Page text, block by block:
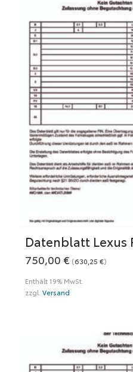
Datenblatt Lexus
750,00 € (630,25 €)
Enthält 19% MwSt.
zzgl. Versand